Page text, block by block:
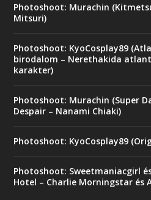
Photoshoot: Murachin
Mitsuri)
Photoshoot: KyoCosplay89
birodalom – Nerethakida
karakter)
Photoshoot: Murachin (Super
Despair – Nanami Chiaki)
Photoshoot: KyoCosplay89
Photoshoot: Sweetmaniacgirl
Hotel – Charlie Morningstar és